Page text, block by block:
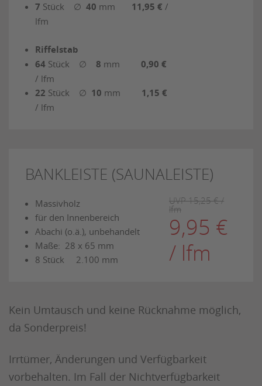
7 Stück ∅ 40 mm 11,95 € /
lfm
Riffelstab
64 Stück ∅ 8 mm 0,90 €
/ lfm
22 Stück ∅ 10 mm 1,15 €
/ lfm
BANKLEISTE (SAUNALEISTE)
Massivholz
für den Innenbereich
Abachi (o.ä.), unbehandelt
Maße: 28 x 65 mm
8 Stück 2.100 mm
UVP 15,25 € /
lfm
9,95 €
/ lfm
Kein Umtausch und keine Rücknahme möglich,
da Sonderpreis!
Irrtümer, Änderungen und Verfügbarkeit
vorbehalten. Im Fall der Nichtverfügbarkeit